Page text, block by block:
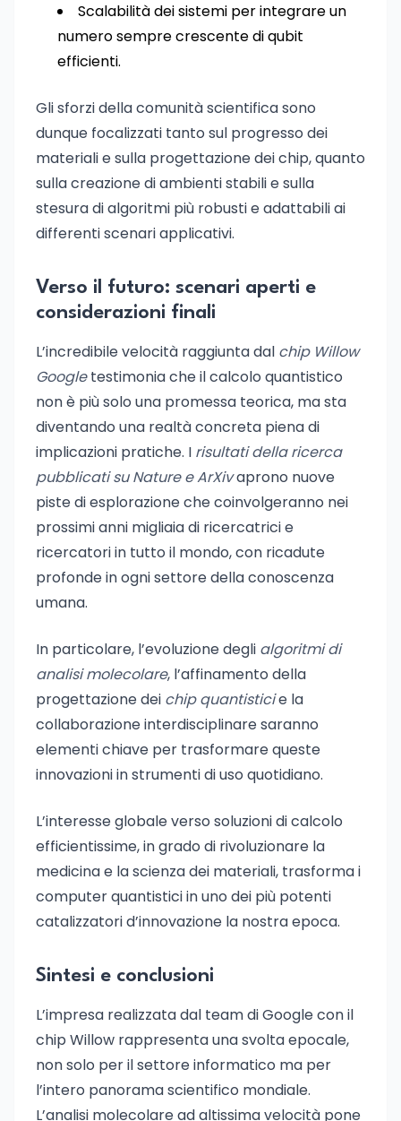
Scalabilità dei sistemi per integrare un
numero sempre crescente di qubit
efficienti.
Gli sforzi della comunità scientifica sono
dunque focalizzati tanto sul progresso dei
materiali e sulla progettazione dei chip, quanto
sulla creazione di ambienti stabili e sulla
stesura di algoritmi più robusti e adattabili ai
differenti scenari applicativi.
Verso il futuro: scenari aperti e
considerazioni finali
L’incredibile velocità raggiunta dal chip Willow
Googletestimonia che il calcolo quantistico
non è più solo una promessa teorica, ma sta
diventando una realtà concreta piena di
implicazioni pratiche. I risultati della ricerca
pubblicati su Nature e ArXivaprono nuove
piste di esplorazione che coinvolgeranno nei
prossimi anni migliaia di ricercatrici e
ricercatori in tutto il mondo, con ricadute
profonde in ogni settore della conoscenza
umana.
In particolare, l’evoluzione degli algoritmi di
analisi molecolare, l’affinamento della
progettazione dei chip quantisticie la
collaborazione interdisciplinare saranno
elementi chiave per trasformare queste
innovazioni in strumenti di uso quotidiano.
L’interesse globale verso soluzioni di calcolo
efficientissime, in grado di rivoluzionare la
medicina e la scienza dei materiali, trasforma i
computer quantistici in uno dei più potenti
catalizzatori d’innovazione la nostra epoca.
Sintesi e conclusioni
L’impresa realizzata dal team di Google con il
chip Willow rappresenta una svolta epocale,
non solo per il settore informatico ma per
l’intero panorama scientifico mondiale.
L’analisi molecolare ad altissima velocità pone